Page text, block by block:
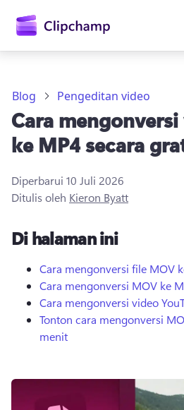
utama
Coba gratis
Blog Pengeditan video
Cara
ke MP4 secara
Diperbarui 10 Juli 2026
Ditulis oleh Kieron Byatt
Di halaman ini
Cara mengonversi file MOV
Cara mengonversi MOV ke
Cara mengonversi video
Tonton cara mengonversi
menit